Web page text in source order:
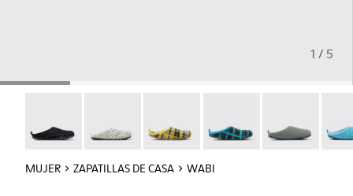
1 / 5
MUJER ZAPATILLAS DE CASA WABI